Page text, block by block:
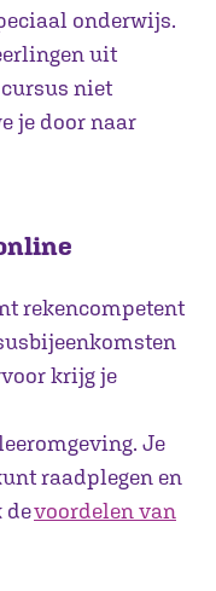
onderwijs.
uit
cursus niet
je door naar
rekencompetent
krijg je
Je
raadplegen en
devoordelen van